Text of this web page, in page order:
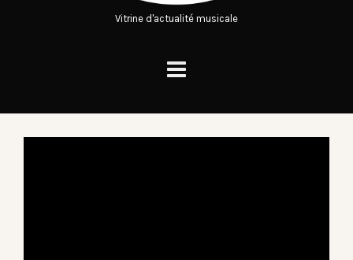
Vitrine d'actualité musicale